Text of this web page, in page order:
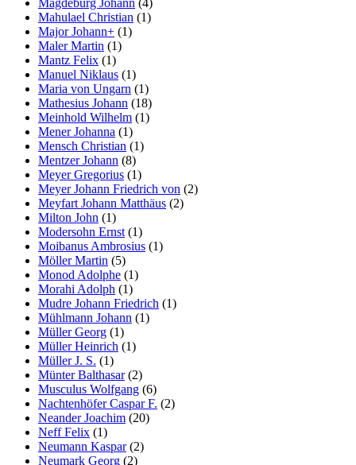
Magdeburg Johann (4)
Mahulael Christian (1)
Major Johann+ (1)
Maler Martin (1)
Mantz Felix (1)
Manuel Niklaus (1)
Maria von Ungarn (1)
Mathesius Johann (18)
Meinhold Wilhelm (1)
Mener Johanna (1)
Mensch Christian (1)
Mentzer Johann (8)
Meyer Gregorius (1)
Meyer Johann Friedrich von (2)
Meyfart Johann Matthäus (2)
Milton John (1)
Modersohn Ernst (1)
Moibanus Ambrosius (1)
Möller Martin (5)
Monod Adolphe (1)
Morahi Adolph (1)
Mudre Johann Friedrich (1)
Mühlmann Johann (1)
Müller Georg (1)
Müller Heinrich (1)
Müller J. S. (1)
Münter Balthasar(2)
Musculus Wolfgang (6)
Nachtenhöfer Caspar F. (2)
Neander Joachim (20)
Neff Felix (1)
Neumann Kaspar(2)
Neumark Georg (2)